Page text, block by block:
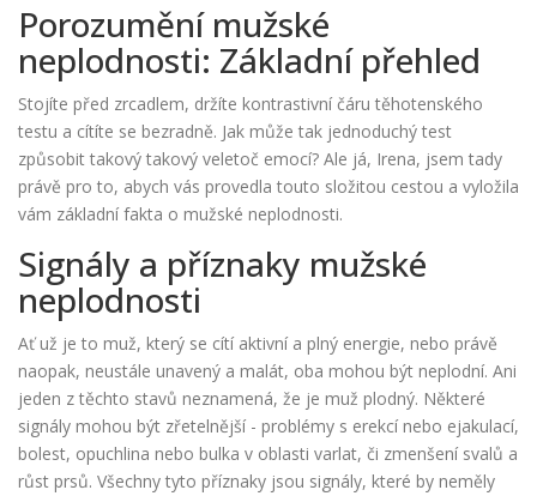
Porozumění mužské
neplodnosti: Základní přehled
Stojíte před zrcadlem, držíte kontrastivní čáru těhotenského
testu a cítíte se bezradně. Jak může tak jednoduchý test
způsobit takový takový veletoč emocí? Ale já, Irena, jsem tady
právě pro to, abych vás provedla touto složitou cestou a vyložila
vám základní fakta o mužské neplodnosti.
Signály a příznaky mužské
neplodnosti
Ať už je to muž, který se cítí aktivní a plný energie, nebo právě
naopak, neustále unavený a malát, oba mohou být neplodní. Ani
jeden z těchto stavů neznamená, že je muž plodný. Některé
signály mohou být zřetelnější - problémy s erekcí nebo ejakulací,
bolest, opuchlina nebo bulka v oblasti varlat, či zmenšení svalů a
růst prsů. Všechny tyto příznaky jsou signály, které by neměly